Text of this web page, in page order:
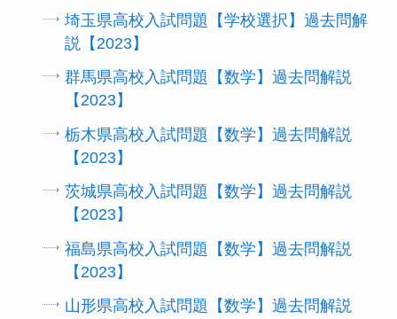
埼玉県高校入試問題【学校選択】過去問解
説【2023】
群馬県高校入試問題【数学】過去問解説
【2023】
栃木県高校入試問題【数学】過去問解説
【2023】
茨城県高校入試問題【数学】過去問解説
【2023】
福島県高校入試問題【数学】過去問解説
【2023】
山形県高校入試問題【数学】過去問解説